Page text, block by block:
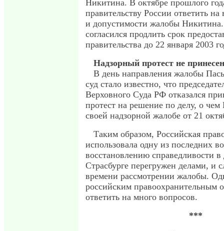
Никитина. В октябре прошлого
правительству России ответить
и допустимости жалобы
согласился продлить срок
правительства до 22 января 2003
Надзорный протест не принесен
В день направления жалобы
суд стало известно, что
Верховного Суда РФ отказался
протест на решение по делу, о чем
своей надзорной жалобе от 21
Таким образом, Российская
использовала одну из последних
восстановлению справедливости
Страсбурге перегружен делами, и
времени рассмотрении жалобы.
российским правоохранительным
ответить на много вопросов.
***